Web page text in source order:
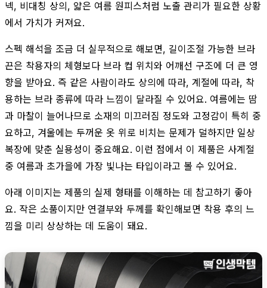
넥, 비대칭 상의, 얇은 여름 원피스처럼 노출 관리가 필요한 상황
에서 가치가 커져요.
스펙 해석을 조금 더 실무적으로 해보면, 길이조절 가능한 브라
끈은 착용자의 체형보다 브라 컵 위치와 어깨선 구조에 더 큰 영
향을 받아요. 즉 같은 사람이라도 상의에 따라, 계절에 따라, 착
용하는 브라 종류에 따라 느낌이 달라질 수 있어요. 여름에는 땀
과 마찰이 늘어나므로 소재의 미끄러짐 정도와 고정감이 특히 중
요하고, 겨울에는 두꺼운 옷 위로 비치는 문제가 덜하지만 일상
복장에 맞춘 실용성이 중요해요. 이런 점에서 이 제품은 사계절
중 여름과 초가을에 가장 빛나는 타입이라고 볼 수 있어요.
아래 이미지는 제품의 실제 형태를 이해하는 데 참고하기 좋아
요. 작은 소품이지만 연결부와 두께를 확인해보면 착용 후의 느
낌을 미리 상상하는 데 도움이 돼요.